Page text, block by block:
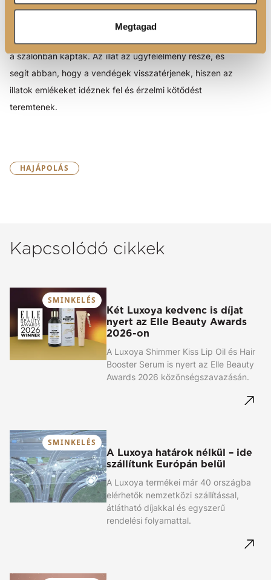
Megtagad
ihlette illat, amely hosszan megmarad a hajban. Minden
egyes hajmosás után, amikor a vendégek megérzik ezt a
a szalonban kaptak. Az illat az ügyfélélmény része, és
segít abban, hogy a vendégek visszatérjenek, hiszen az
illatok emlékeket idéznek fel és érzelmi kötődést
teremtenek.
HAJÁPOLÁS
Kapcsolódó cikkek
SMINKELÉS
Két Luxoya kedvenc is díjat
nyert az Elle Beauty Awards
2026-on
A Luxoya Shimmer Kiss Lip Oil és Hair
Booster Serum is nyert az Elle Beauty
Awards 2026 közönségszavazásán.
SMINKELÉS
A Luxoya határok nélkül – ide
szállítunk Európán belül
A Luxoya termékei már 40 országba
elérhetők nemzetközi szállítással,
átlátható díjakkal és egyszerű
rendelési folyamattal.